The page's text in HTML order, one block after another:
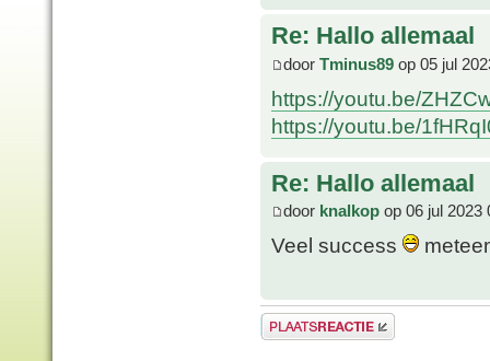
Re: Hallo allemaal
door Tminus89 op 05 jul
https://youtu.be/
https://youtu.be/
Re: Hallo allemaal
door knalkop op 06 jul 2023
Veel success
Plaats een reactie